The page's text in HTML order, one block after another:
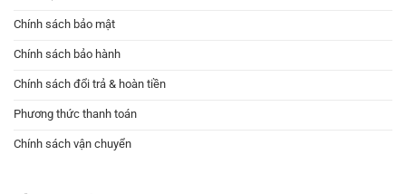
Chính sách bảo mật
Chính sách bảo hành
Chính sách đổi trả & hoàn tiền
Phương thức thanh toán
Chính sách vận chuyển